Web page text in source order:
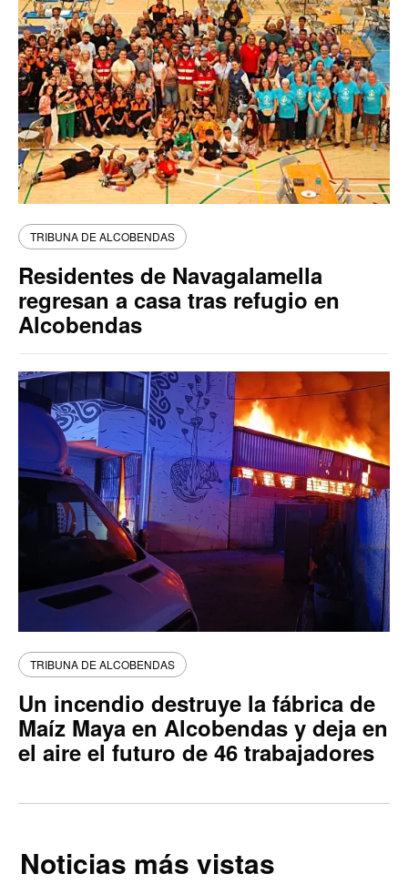
TRIBUNA DE ALCOBENDAS
Residentes de Navagalamella
regresan a casa tras refugio en
Alcobendas
TRIBUNA DE ALCOBENDAS
Un incendio destruye la fábrica de
Maíz Maya en Alcobendas y deja en
el aire el futuro de 46 trabajadores
Noticias más vistas